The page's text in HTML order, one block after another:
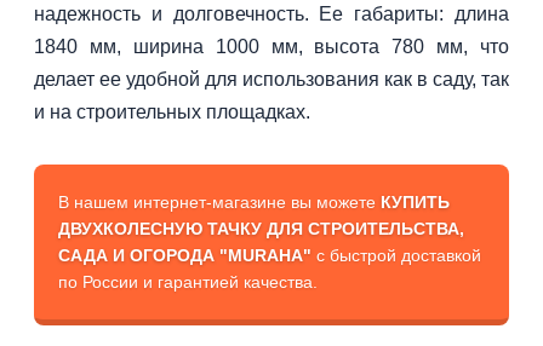
надежность и долговечность. Ее габариты: длина
1840 мм, ширина 1000 мм, высота 780 мм, что
делает ее удобной для использования как в саду, так
и на строительных площадках.
В нашем интернет-магазине вы можете КУПИТЬ
ДВУХКОЛЕСНУЮ ТАЧКУ ДЛЯ СТРОИТЕЛЬСТВА,
САДА И ОГОРОДА "MURAHA" с быстрой доставкой
по России и гарантией качества.